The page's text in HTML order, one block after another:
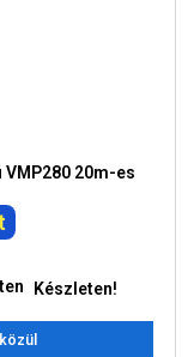
20m-es
Készleten!